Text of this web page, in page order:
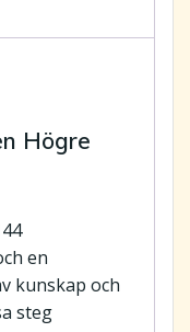
Högre
en
kunskap och
steg